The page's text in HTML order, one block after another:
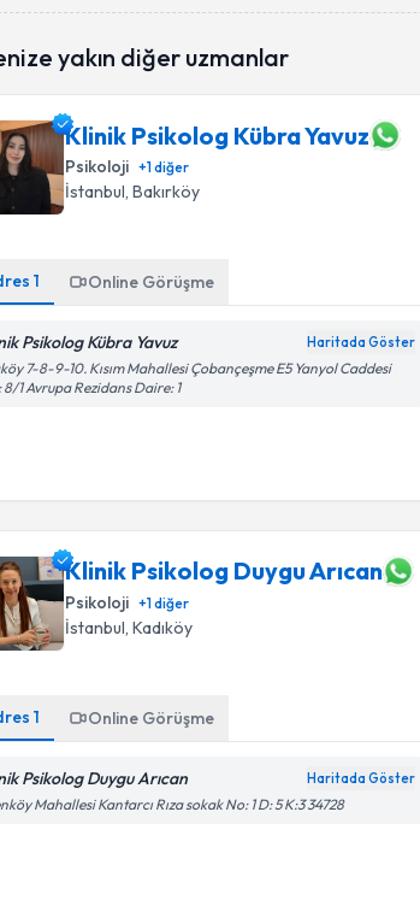
yakın diğer uzmanlar
Klinik Psikolog Kübra Yavuz
Psikoloji +1diğer
İstanbul, Bakırköy
1 Online Görüşme
Psikolog Kübra Yavuz Haritada Göster
7-8-9-10. Kısım Mahallesi Çobançeşme E5 Yanyol Caddesi
8/1 Avrupa Rezidans Daire: 1
Klinik Psikolog Duygu Arıcan
Psikoloji +1diğer
İstanbul , Kadıköy
1 Online Görüşme
Psikolog Duygu Arıcan Haritada Göster
Mahallesi Kantarcı Rıza sokak No: 1 D: 5 K:3 34728